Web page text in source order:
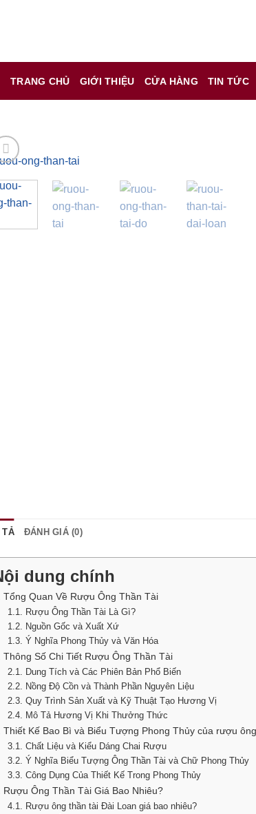
đang mang thai.
TRANG CHỦ GIỚI THIỆU CỬA HÀNG TIN TỨC
TẢ ĐÁNH GIÁ (0)
dung chính
Tổng Quan Về Rượu Ông Thần Tài
1.1. Rượu Ông Thần Tài Là Gì?
1.2. Nguồn Gốc và Xuất Xứ
1.3. Ý Nghĩa Phong Thủy và Văn Hóa
Thông Số Chi Tiết Rượu Ông Thần Tài
2.1. Dung Tích và Các Phiên Bản Phổ Biến
2.2. Nồng Độ Cồn và Thành Phần Nguyên Liệu
2.3. Quy Trình Sản Xuất và Kỹ Thuật Tạo Hương Vị
2.4. Mô Tả Hương Vị Khi Thưởng Thức
Thiết Kế Bao Bì và Biểu Tượng Phong Thủy của rượu
3.1. Chất Liệu và Kiểu Dáng Chai Rượu
3.2. Ý Nghĩa Biểu Tượng Ông Thần Tài và Chữ Phong Thủy
3.3. Công Dụng Của Thiết Kế Trong Phong Thủy
Rượu Ông Thần Tài Giá Bao Nhiêu?
4.1. Rượu ông thần tài Đài Loan giá bao nhiêu?